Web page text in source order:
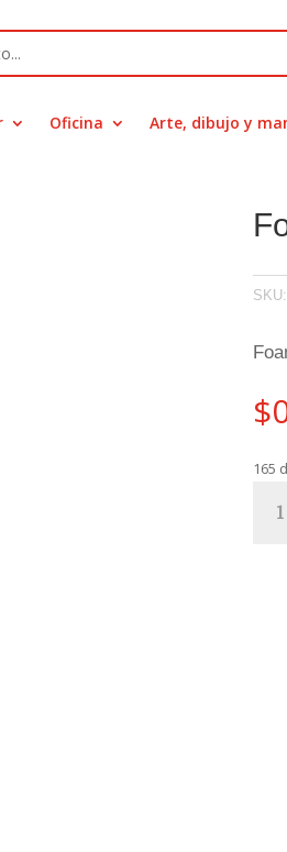
Oficina Arte, dibujo y
SKU:
$
165
carta